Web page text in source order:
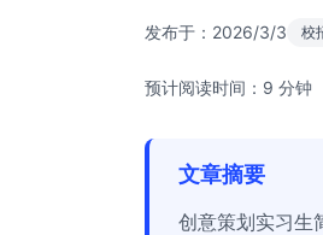
发布于： 2026/3/3 校
预计阅读时间：9 分钟
文章摘要
创意策划实习生